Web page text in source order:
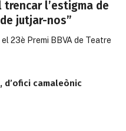
trencar l’estigma de
jutjar-nos”
23è Premi BBVA de Teatre
d’ofici camaleònic